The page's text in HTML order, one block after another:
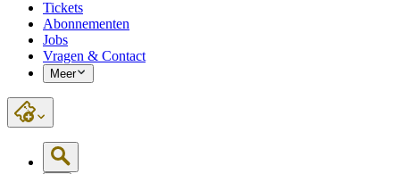
Tickets
Abonnementen
Jobs
Vragen & Contact
Meer